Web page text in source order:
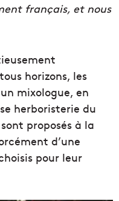
français, et nous
horizons, les
mixologue, en
herboristerie du
proposés à la
d’une
pour leur